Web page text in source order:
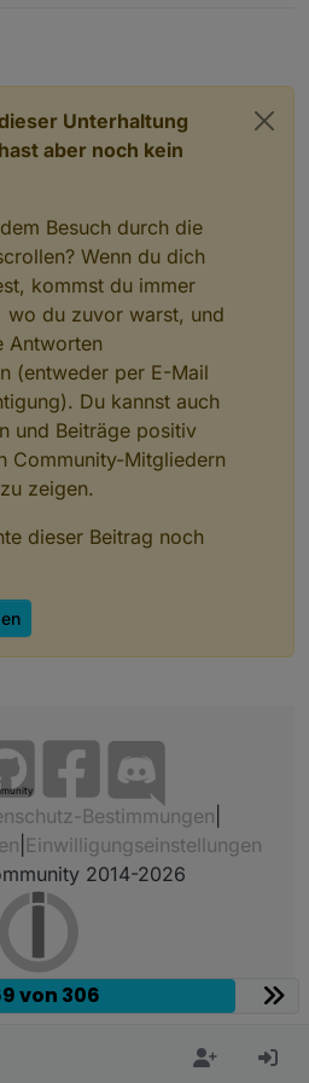
Unterhaltung
aber noch kein
Besuch durch die
Wenn du dich
kommst du immer
wo du zuvor warst, und
Antworten
(entweder per E-Mail
Du kannst auch
und Beiträge positiv
Community-Mitgliedern
zeigen.
dieser Beitrag noch
Bestimmungen
Einwilligungseinstellungen
2014-2026
von 306